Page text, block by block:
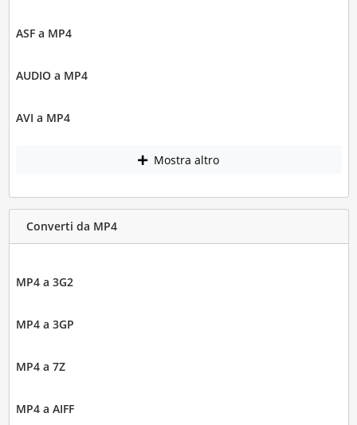
ASF a MP4
AUDIO a MP4
AVI a MP4
Mostra altro
Converti da MP4
MP4 a 3G2
MP4 a 3GP
MP4 a 7Z
MP4 a AIFF